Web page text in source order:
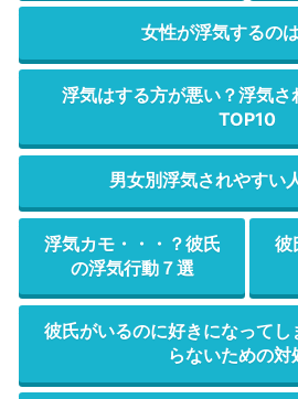
女性が浮気するの
浮気はする方が悪い？浮気さ
TOP10
男女別浮気されやすい
浮気カモ・・・？彼氏
の浮気行動７選
彼
彼氏がいるのに好きになって
らないための対